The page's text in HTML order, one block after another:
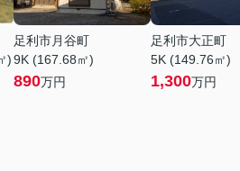
)
足利市月谷町
9K (167.68㎡)
890万円
足利市大正町
5K (149.76㎡)
1,300万円